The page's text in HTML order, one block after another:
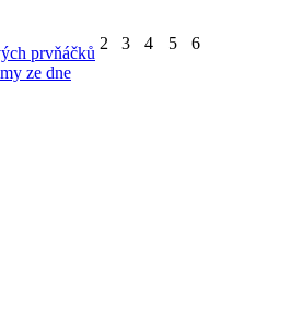
prvňáčků
ze dne
2 3 4 5 6